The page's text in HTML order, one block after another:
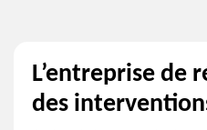
L’entreprise de
des